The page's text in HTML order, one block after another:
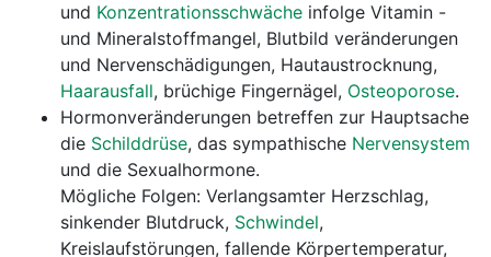
und Konzentrationsschwäche infolge Vitamin -
und Mineralstoffmangel, Blutbild veränderungen
und Nervenschädigungen, Hautaustrocknung,
Haarausfall, brüchige Fingernägel, Osteoporose.
Hormonveränderungen betreffen zur Hauptsache
die Schilddrüse, das sympathische Nervensystem
und die Sexualhormone.
Mögliche Folgen: Verlangsamter Herzschlag,
sinkender Blutdruck, Schwindel,
Kreislaufstörungen, fallende Körpertemperatur,